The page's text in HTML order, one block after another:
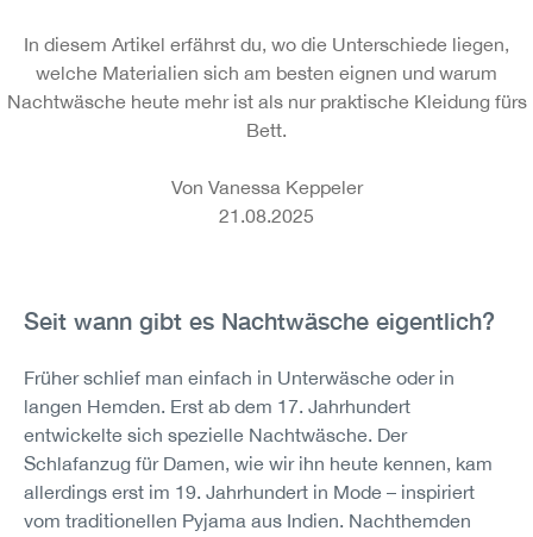
In diesem Artikel erfährst du, wo die Unterschiede liegen,
welche Materialien sich am besten eignen und warum
Nachtwäsche heute mehr ist als nur praktische Kleidung fürs
Bett.
Von Vanessa Keppeler
21.08.2025
Seit wann gibt es Nachtwäsche eigentlich?
Früher schlief man einfach in Unterwäsche oder in
langen Hemden. Erst ab dem 17. Jahrhundert
entwickelte sich spezielle Nachtwäsche. Der
Schlafanzug für Damen, wie wir ihn heute kennen, kam
allerdings erst im 19. Jahrhundert in Mode – inspiriert
vom traditionellen Pyjama aus Indien. Nachthemden